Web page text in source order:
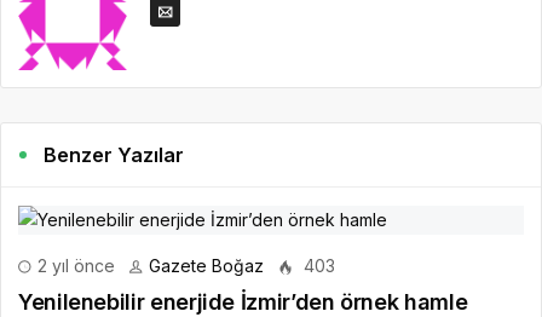
Benzer Yazılar
2 yıl önce Gazete Boğaz 403
Yenilenebilir enerjide İzmir’den örnek hamle